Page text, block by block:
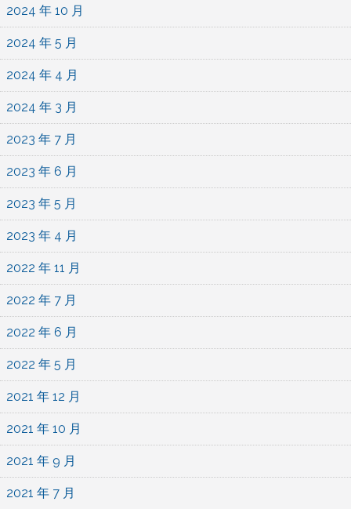
2024 年 10 月
2024 年 5 月
2024 年 4 月
2024 年 3 月
2023 年 7 月
2023 年 6 月
2023 年 5 月
2023 年 4 月
2022 年 11 月
2022 年 7 月
2022 年 6 月
2022 年 5 月
2021 年 12 月
2021 年 10 月
2021 年 9 月
2021 年 7 月